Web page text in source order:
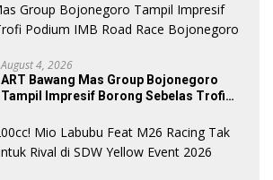
August 4, 2026
ART Bawang Mas Group Bojonegoro
Tampil Impresif Borong Sebelas Trofi
2026